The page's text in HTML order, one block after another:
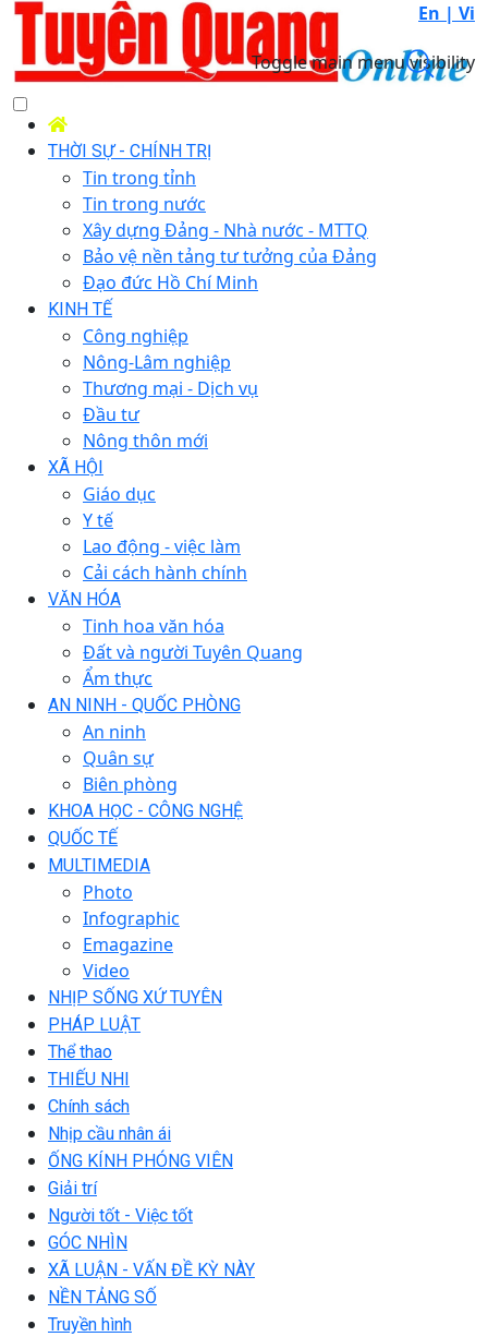
En | Vi
Toggle main menu visibility
THỜI SỰ - CHÍNH TRỊ
Tin trong tỉnh
Tin trong nước
Xây dựng Đảng - Nhà nước - MTTQ
Bảo vệ nền tảng tư tưởng của Đảng
Đạo đức Hồ Chí Minh
KINH TẾ
Công nghiệp
Nông-Lâm nghiệp
Thương mại - Dịch vụ
Đầu tư
Nông thôn mới
XÃ HỘI
Giáo dục
Y tế
Lao động - việc làm
Cải cách hành chính
VĂN HÓA
Tinh hoa văn hóa
Đất và người Tuyên Quang
Ẩm thực
AN NINH - QUỐC PHÒNG
An ninh
Quân sự
Biên phòng
KHOA HỌC - CÔNG NGHỆ
QUỐC TẾ
MULTIMEDIA
Photo
Infographic
Emagazine
Video
NHỊP SỐNG XỨ TUYÊN
PHÁP LUẬT
Thể thao
THIẾU NHI
Chính sách
Nhịp cầu nhân ái
ỐNG KÍNH PHÓNG VIÊN
Giải trí
Người tốt - Việc tốt
GÓC NHÌN
XÃ LUẬN - VẤN ĐỀ KỲ NÀY
NỀN TẢNG SỐ
Truyền hình